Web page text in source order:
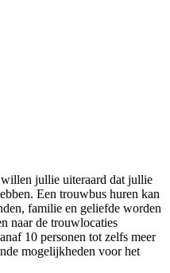
jullie uiteraard dat jullie
Een trouwbus huren kan
familie en geliefde worden
naar de trouwlocaties
10 personen tot zelfs meer
mogelijkheden voor het